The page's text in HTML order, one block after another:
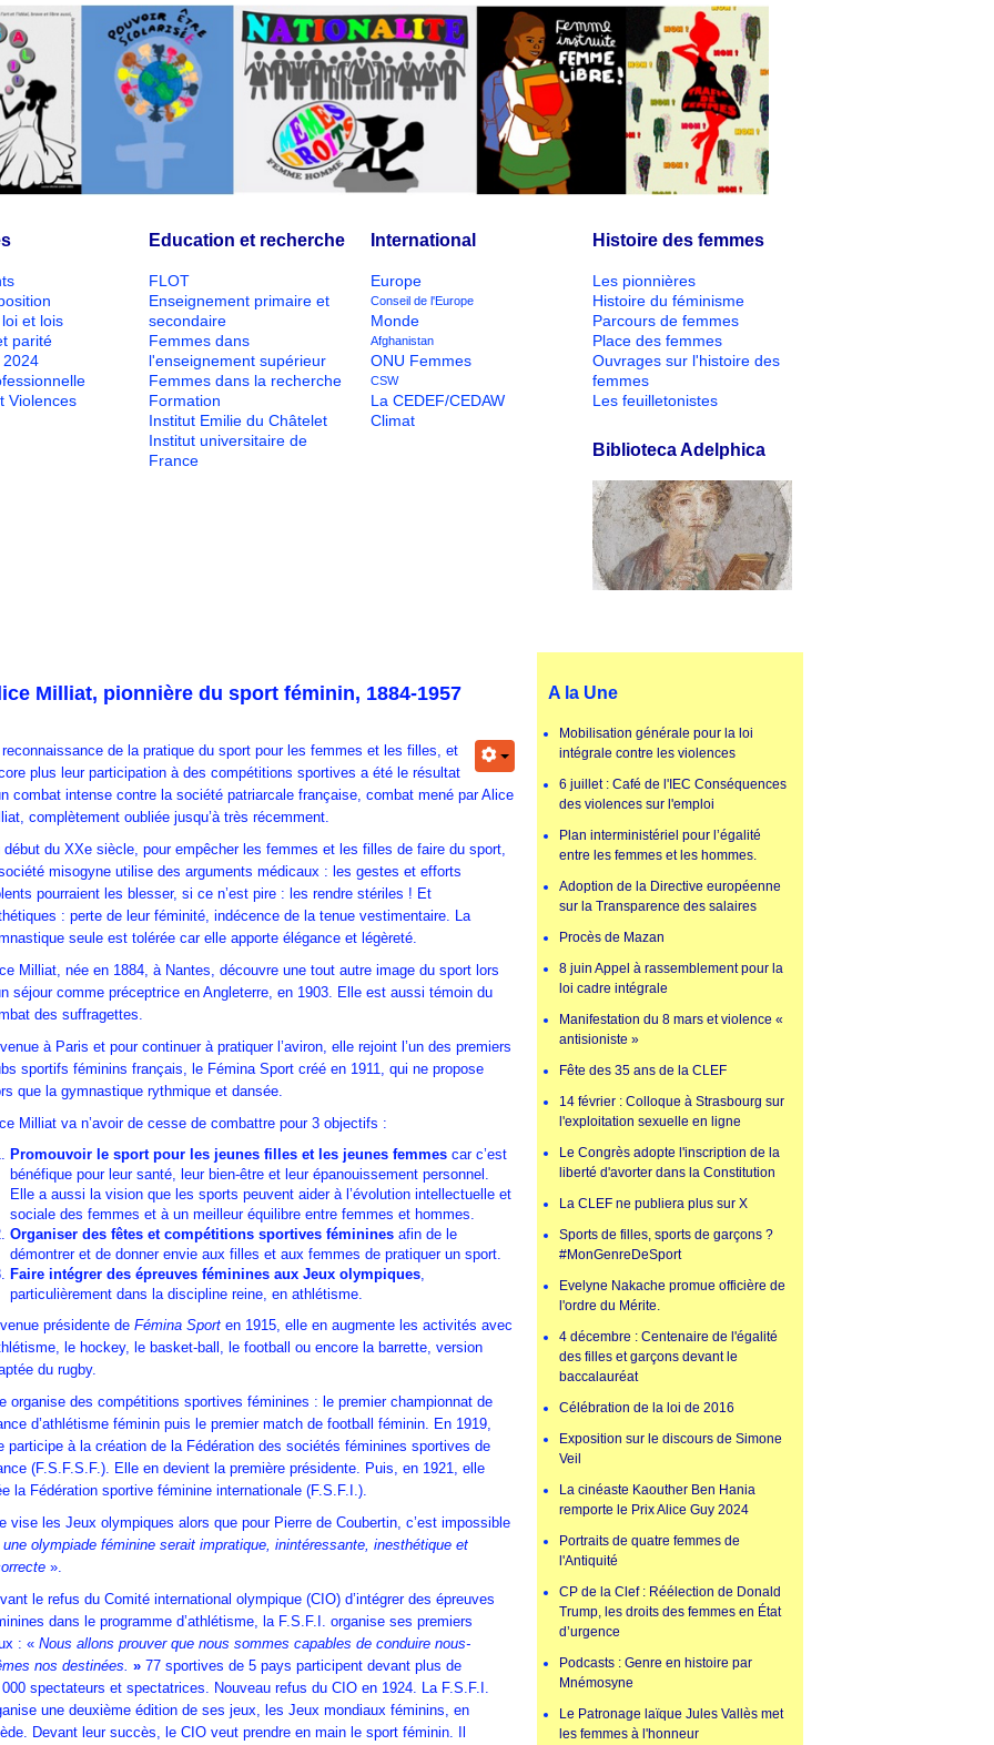
et lois
parité
2024
Violences
Education et recherche
FLOT
Enseignement primaire et
secondaire
Femmes dans
l'enseignement supérieur
Femmes dans la recherche
Formation
Institut Emilie du Châtelet
Institut universitaire de
France
International
Europe
Conseil de l'Europe
Monde
Afghanistan
ONU Femmes
CSW
La CEDEF/CEDAW
Climat
Histoire des femmes
Les pionnières
Histoire du féminisme
Parcours de femmes
Place des femmes
Ouvrages sur l'histoire des
femmes
Les feuilletonistes
Biblioteca Adelphica
Milliat, pionnière du sport féminin, 1884-1957
reconnaissance de la pratique du sport pour les femmes et les filles, et
plus leur participation à des compétitions sportives a été le résultat
combat intense contre la société patriarcale française, combat mené par Alice
complètement oubliée jusqu’à très récemment.
début du XXe siècle, pour empêcher les femmes et les filles de faire du sport,
misogyne utilise des arguments médicaux : les gestes et efforts
pourraient les blesser, si ce n’est pire : les rendre stériles ! Et
: perte de leur féminité, indécence de la tenue vestimentaire. La
seule est tolérée car elle apporte élégance et légèreté.
Milliat, née en 1884, à Nantes, découvre une tout autre image du sport lors
séjour comme préceptrice en Angleterre, en 1903. Elle est aussi témoin du
des suffragettes.
à Paris et pour continuer à pratiquer l’aviron, elle rejoint l’un des premiers
sportifs féminins français, le Fémina Sport créé en 1911, qui ne propose
que la gymnastique rythmique et dansée.
Milliat va n’avoir de cesse de combattre pour 3 objectifs :
Promouvoir le sport pour les jeunes filles et les jeunes femmes car c’est
bénéfique pour leur santé, leur bien-être et leur épanouissement personnel.
Elle a aussi la vision que les sports peuvent aider à l’évolution intellectuelle et
sociale des femmes et à un meilleur équilibre entre femmes et hommes.
Organiser des fêtes et compétitions sportives féminines afin de le
démontrer et de donner envie aux filles et aux femmes de pratiquer un sport.
Faire intégrer des épreuves féminines aux Jeux olympiques,
particulièrement dans la discipline reine, en athlétisme.
présidente de Fémina Sport en 1915, elle en augmente les activités avec
le hockey, le basket-ball, le football ou encore la barrette, version
du rugby.
organise des compétitions sportives féminines : le premier championnat de
d’athlétisme féminin puis le premier match de football féminin. En 1919,
participe à la création de la Fédération des sociétés féminines sportives de
(F.S.F.S.F.). Elle en devient la première présidente. Puis, en 1921, elle
la Fédération sportive féminine internationale (F.S.F.I.).
vise les Jeux olympiques alors que pour Pierre de Coubertin, c’est impossible
une olympiade féminine serait impratique, inintéressante, inesthétique et
».
le refus du Comité international olympique (CIO) d’intégrer des épreuves
dans le programme d’athlétisme, la F.S.F.I. organise ses premiers
: « Nous allons prouver que nous sommes capables de conduire nous-
nos destinées. » 77 sportives de 5 pays participent devant plus de
spectateurs et spectatrices. Nouveau refus du CIO en 1924. La F.S.F.I.
une deuxième édition de ses jeux, les Jeux mondiaux féminins, en
Devant leur succès, le CIO veut prendre en main le sport féminin. Il
A la Une
Mobilisation générale pour la loi
intégrale contre les violences
6 juillet : Café de l'IEC Conséquences
des violences sur l'emploi
Plan interministériel pour l’égalité
entre les femmes et les hommes.
Adoption de la Directive européenne
sur la Transparence des salaires
Procès de Mazan
8 juin Appel à rassemblement pour la
loi cadre intégrale
Manifestation du 8 mars et violence «
antisioniste »
Fête des 35 ans de la CLEF
14 février : Colloque à Strasbourg sur
l'exploitation sexuelle en ligne
Le Congrès adopte l'inscription de la
liberté d'avorter dans la Constitution
La CLEF ne publiera plus sur X
Sports de filles, sports de garçons ?
#MonGenreDeSport
Evelyne Nakache promue officière de
l'ordre du Mérite.
4 décembre : Centenaire de l'égalité
des filles et garçons devant le
baccalauréat
Célébration de la loi de 2016
Exposition sur le discours de Simone
Veil
La cinéaste Kaouther Ben Hania
remporte le Prix Alice Guy 2024
Portraits de quatre femmes de
l'Antiquité
CP de la Clef : Réélection de Donald
Trump, les droits des femmes en État
d’urgence
Podcasts : Genre en histoire par
Mnémosyne
Le Patronage laïque Jules Vallès met
les femmes à l'honneur